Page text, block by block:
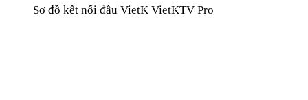
Sơ đồ kết nối đầu VietK VietKTV Pro